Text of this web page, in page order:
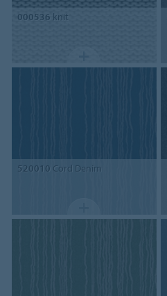
000536 knit
520010 Cord Denim